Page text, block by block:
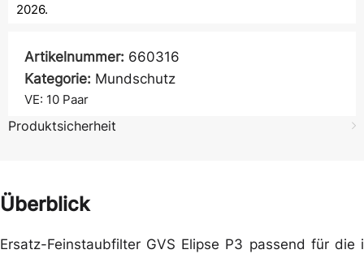
2026.
Artikelnummer: 660316
Kategorie: Mundschutz
VE: 10 Paar
Produktsicherheit
Überblick
Ersatz-Feinstaubfilter GVS Elipse P3 passend für die